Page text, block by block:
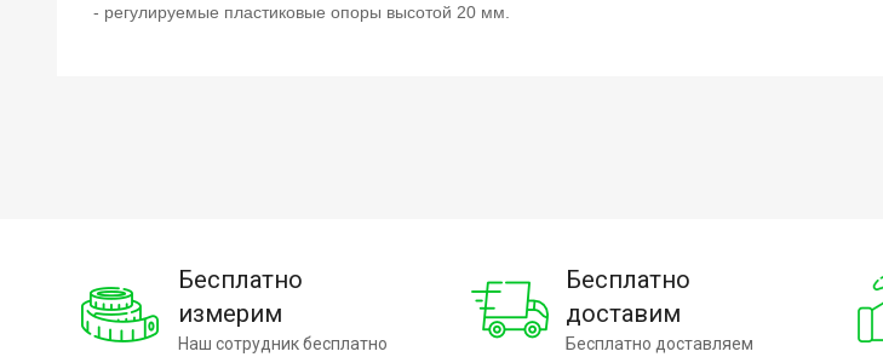
- регулируемые пластиковые опоры высотой 20 мм.
Бесплатно
измерим
Наш сотрудник бесплатно
Бесплатно
доставим
Бесплатно доставляем